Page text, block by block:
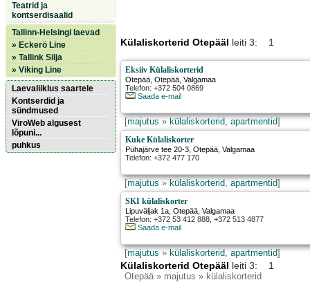
Teatrid ja
kontserdisaalid
Tallinn-Helsingi laevad
» Eckerö Line
» Tallink Silja
» Viking Line
Laevaliiklus saartele
Kontserdid ja
sündmused
ViroWeb algusest
lõpuni...
puhkus
Külaliskorterid Otepääl leiti 3: 1
Eksiiv Külaliskorterid
Otepää ,Otepää , Valgamaa
Telefon: +372 504 0869
Saada e-mail
[majutus»külaliskorterid, apartmentid]
Kuke Külaliskorter
Pühajärve tee 20-3 ,Otepää , Valgamaa
Telefon: +372 477 170
[majutus»külaliskorterid, apartmentid]
SKI külaliskorter
Lipuväljak 1a ,Otepää , Valgamaa
Telefon: +372 53 412 888, +372 513 4877
Saada e-mail
[majutus»külaliskorterid, apartmentid]
Külaliskorterid Otepääl leiti 3: 1
Otepää» majutus » külaliskorterid